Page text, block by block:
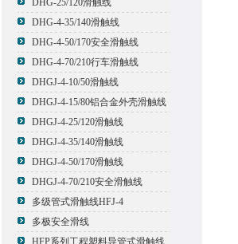
DHG-25/120滑触线
DHG-4-35/140滑触线
DHG-4-50/170安全滑触线
DHG-4-70/210行车滑触线
DHGJ-4-10/50滑触线
DHGJ-4-15/80铝合金外壳滑触线
DHGJ-4-25/120滑触线
DHGJ-4-35/140滑触线
DHGJ-4-50/170滑触线
DHGJ-4-70/210安全滑触线
多级管式滑触线HFJ-4
多极安全滑线
HFP系列工程塑料导管式滑触线